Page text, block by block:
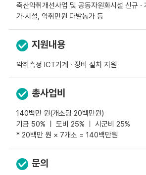
축산악취개선사업 및 공동자원화시설 신규 ·
가·시설, 악취민원 다발농가 등
지원내용
악취측정 ICT기계 · 장비 설치 지원
총사업비
140백만 원(개소당 20백만원)
기금 50% ㅣ 도비 25% ㅣ 시군비 25%
* 20백만 원 × 7개소 = 140백만원
문의